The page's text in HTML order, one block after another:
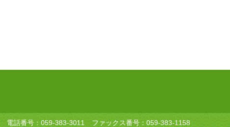
電話番号： 059-383-3011 ファックス番号：059-383-1158